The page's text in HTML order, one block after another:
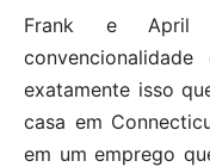
Frank e April
exatamente isso
casa em
em um emprego